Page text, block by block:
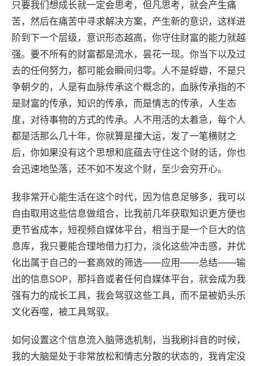
只要我们想成长就一定会思考，但凡思考，就会产生痛
苦，然后在痛苦中寻求解决方案，产生新的意识，这样进
阶到下一个层级，意识形态越高，你守住财富的能力就越
强。要不所有的财富都是流水，昙花一现。你当下以及过
去的任何努力，都可能会瞬间归零。人不是蜉蝣，不是只
争朝夕的，人是有血脉传承这个概念的，血脉传承指的不
是财富的传承，知识的传承，而是情志的传承，人生态
度，对待事物的方式的传承。人不用活的太着急，每个人
都是活那么几十年，你就算是撞大运，发了一笔横财之
后，你如果没有这个思想和底蕴去守住这个财的话，你也
会迅速地坠落，还不如不发这个财，至少会穷开心。
我非常开心能生活在这个时代，因为信息足够多，我可以
自由取用这些信息做组合，比我前几年获取知识更方便也
更节省成本，短视频自媒体平台，相当于是一个巨大的信
息库，我只要能合理地借力打力，淡化这些冲击感，并优
化出属于自己的一套高效的筛选——应用——总结——输
出的信息SOP，那抖音或者任何自媒体平台，就会成为我
强有力的成长工具，我会驾驭这些工具，而不是被奶头乐
文化吞噬，被工具驾驭。
如何设置这个信息流入脑筛选机制，当我刷抖音的时候，
我的大脑是处于非常放松和情志分散的状态的，我肯定没